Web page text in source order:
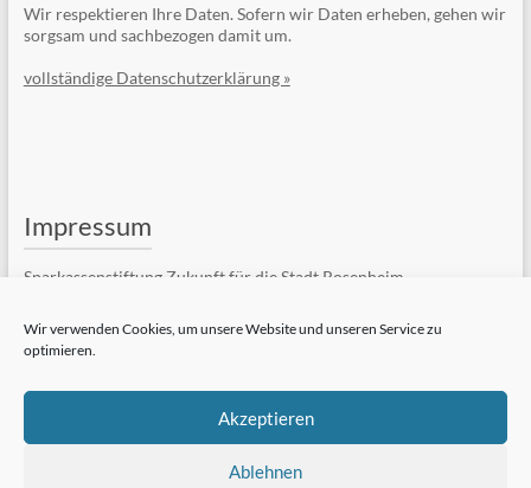
Wir verwenden Cookies, um unsere Website und unseren Service zu
optimieren.
Akzeptieren
Ablehnen
Wir respektieren Ihre Daten. Sofern wir Daten erheben, gehen wir
sorgsam und sachbezogen damit um.
vollständige Datenschutzerklärung »
Impressum
Sparkassenstiftung Zukunft für die Stadt Rosenheim
83022 Rosenheim
Telefon: +49 (8031) 182-84510
vollständiges Impressum »